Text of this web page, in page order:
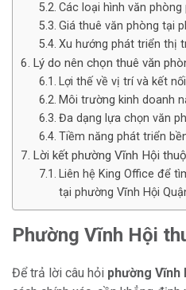
Các loại hình văn phòng
Giá thuê văn phòng tại
Xu hướng phát triển thị
Lý do nên chọn thuê văn
Lợi thế về vị trí và kết nối
Môi trường kinh doanh
Đa dạng lựa chọn văn
Tiềm năng phát triển
Lời kết phường Vĩnh Hội
Liên hệ King Office để
tại phường Vĩnh Hội
Phường Vĩnh Hội
Để trả lời câu hỏi phường Vĩnh